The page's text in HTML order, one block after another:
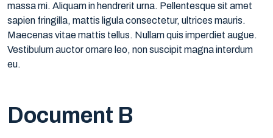
massa mi. Aliquam in hendrerit urna. Pellentesque sit amet
sapien fringilla, mattis ligula consectetur, ultrices mauris.
Maecenas vitae mattis tellus. Nullam quis imperdiet augue.
Vestibulum auctor ornare leo, non suscipit magna interdum
eu.
Document B